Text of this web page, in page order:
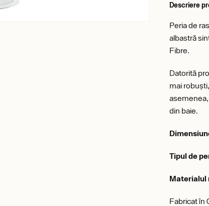
Descriere
Peria de
albastră
Fibre.
Datorită
mai
din baie.
Tipul de
Materialul
Fabricat în